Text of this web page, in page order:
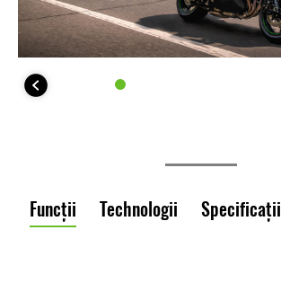
Funcții Technologii Specificații